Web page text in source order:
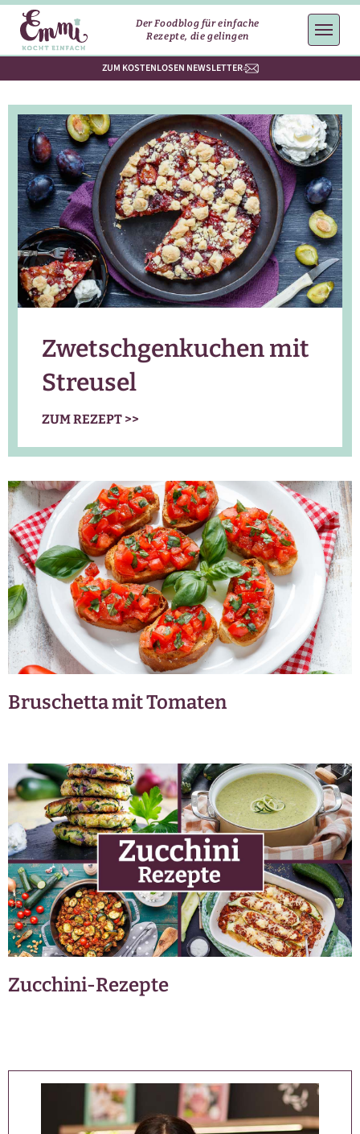
Der Foodblog für einfache
Rezepte, die gelingen
ZUM KOSTENLOSEN NEWSLETTER
Zwetschgenkuchen mit
Streusel
ZUM REZEPT >>
Bruschetta mit Tomaten
Zucchini-Rezepte